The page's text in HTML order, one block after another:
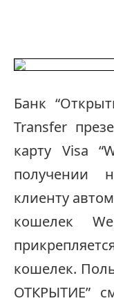
Банк
Transfer
карту Visa
получении
клиенту
кошелек
кошелек.
ОТКРЫТИЕ”